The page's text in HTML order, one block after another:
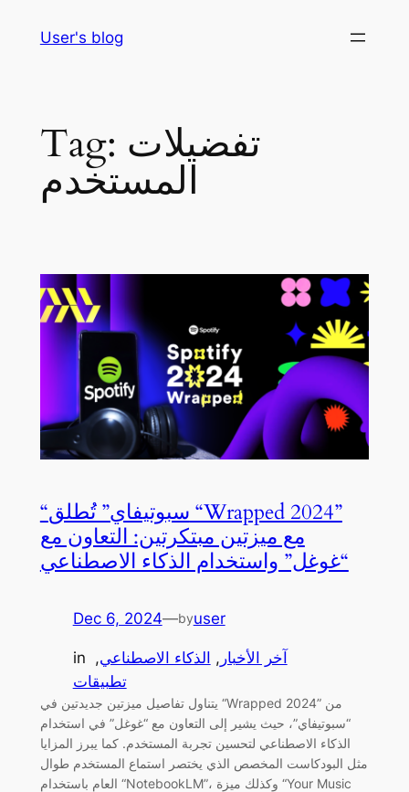
User's blog
Tag: تفضيلات
المستخدم
“سبوتيفاي” تُطلق “Wrapped 2024”
مع ميزتين مبتكرتين: التعاون مع
“غوغل” واستخدام الذكاء الاصطناعي
Dec 6, 2024—byuser
in آخر الأخبار , الذكاء الاصطناعي,
تطبيقات
يتناول تفاصيل ميزتين جديدتين في “Wrapped 2024” من
“سبوتيفاي”، حيث يشير إلى التعاون مع “غوغل” في استخدام
الذكاء الاصطناعي لتحسين تجربة المستخدم. كما يبرز المزايا
مثل البودكاست المخصص الذي يختصر استماع المستخدم طوال
العام باستخدام “NotebookLM”، وكذلك ميزة “Your Music